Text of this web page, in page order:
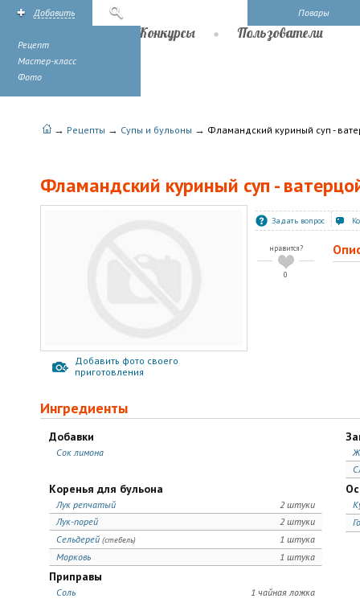
Повары
Добавить
Рецепт
Мастер-класс
Фото
Конкурсы Пользователи
→ Рецепты → Супы и бульоны → Фламандский куриный суп -
Фламандский куриный суп -
Добавить фото своего
приготовления
Задать вопрос
нравится?
0
Ингредиенты
Добавки
Сок лимона
Коренья для бульона
2 штуки
Лук репчатый
2 штуки
Лук-порей
1 штука
Сельдерей (стебель)
1 штука
Морковь
Приправы
1 чайная ложка
Соль